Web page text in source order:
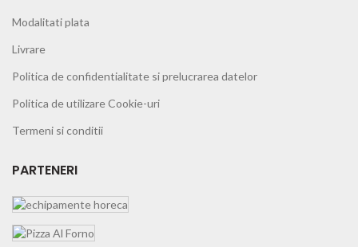
Modalitati plata
Livrare
Politica de confidentialitate si prelucrarea datelor
Politica de utilizare Cookie-uri
Termeni si conditii
PARTENERI